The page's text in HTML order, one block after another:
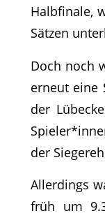
Halbfinale,
Sätzen
Doch noch
erneut eine
der
der
Allerdings
früh um